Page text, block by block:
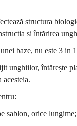
structura
si întărirea
baze, nu este 3 in
unghiilor, întărește
acesteia.
sablon, orice lungime;